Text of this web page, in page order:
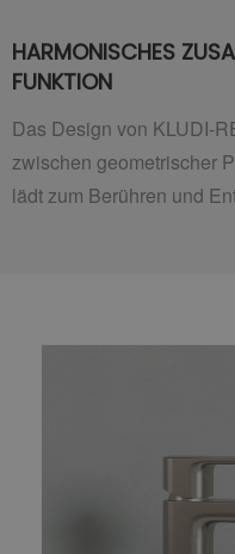
HARMONISCHES
FUNKTION
Das Design von KLUDI-
zwischen geometrischer
lädt zum Berühren und